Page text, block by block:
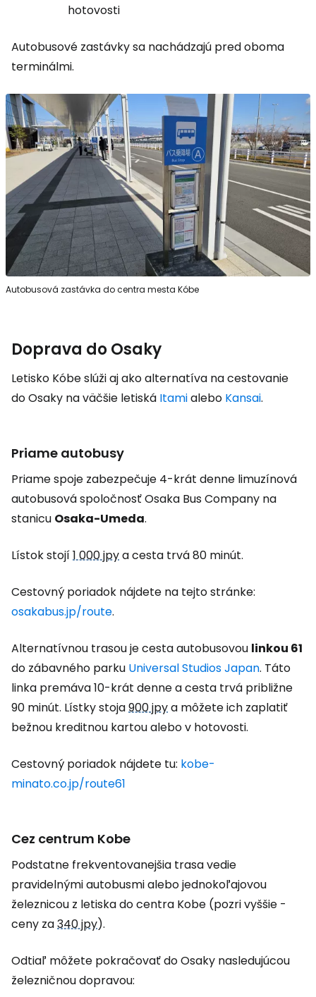
hotovosti
Autobusové zastávky sa nachádzajú pred oboma
terminálmi.
Autobusová zastávka do centra mesta Kóbe
Doprava do Osaky
Letisko Kóbe slúži aj ako alternatíva na cestovanie
do Osaky na väčšie letiská Itamialebo Kansai.
Priame autobusy
Priame spoje zabezpečuje 4-krát denne limuzínová
autobusová spoločnosť Osaka Bus Company na
stanicu Osaka-Umeda.
Lístok stojí1 000 jpya cesta trvá 80 minút.
Cestovný poriadok nájdete na tejto stránke:
osakabus.jp/route.
Alternatívnou trasou je cesta autobusovou linkou 61
do zábavného parku Universal Studios Japan. Táto
linka premáva 10-krát denne a cesta trvá približne
90 minút. Lístky stoja900 jpya môžete ich zaplatiť
bežnou kreditnou kartou alebo v hotovosti.
Cestovný poriadok nájdete tu: kobe-
minato.co.jp/route61
Cez centrum Kobe
Podstatne frekventovanejšia trasa vedie
pravidelnými autobusmi alebo jednokoľajovou
železnicou z letiska do centra Kobe (pozri vyššie -
ceny za340 jpy).
Odtiaľ môžete pokračovať do Osaky nasledujúcou
železničnou dopravou: